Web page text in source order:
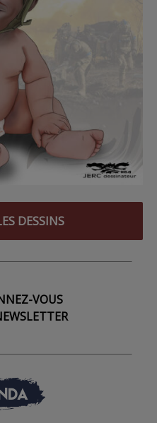
DESSINS
VOUS